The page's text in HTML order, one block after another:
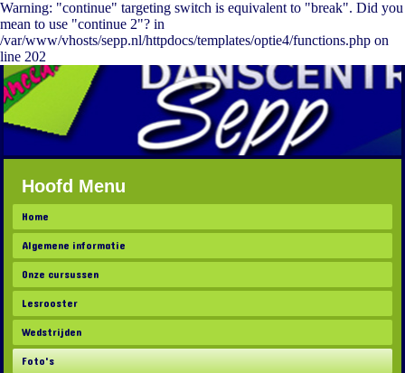
Warning: "continue" targeting switch is equivalent to "break". Did you
mean to use "continue 2"? in
/var/www/vhosts/sepp.nl/httpdocs/templates/optie4/functions.php on
line 202
Hoofd Menu
Home
Algemene informatie
Onze cursussen
Lesrooster
Wedstrijden
Foto's